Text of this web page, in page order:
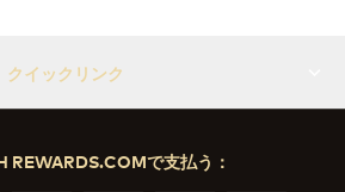
クイックリンク
REWARDS.COMで支払う：